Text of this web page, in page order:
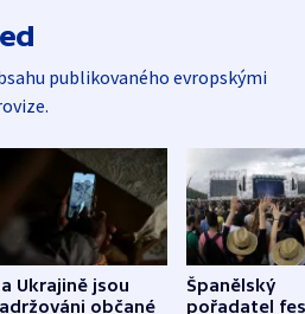
publikovaného evropskými
Ukrajině jsou
občané
Španělský
pořadatel